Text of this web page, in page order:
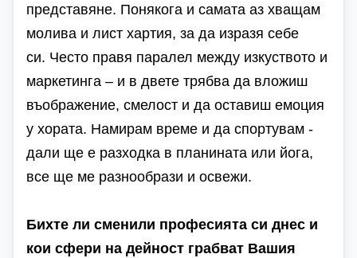
представяне. Понякога и самата аз хващам
молива и лист хартия, за да изразя себе
си. Често правя паралел между изкуството и
маркетинга – и в двете трябва да вложиш
въображение, смелост и да оставиш емоция
у хората. Намирам време и да спортувам -
дали ще е разходка в планината или йога,
все ще ме разнообрази и освежи.
Бихте ли сменили професията си днес и
кои сфери на дейност грабват Вашия